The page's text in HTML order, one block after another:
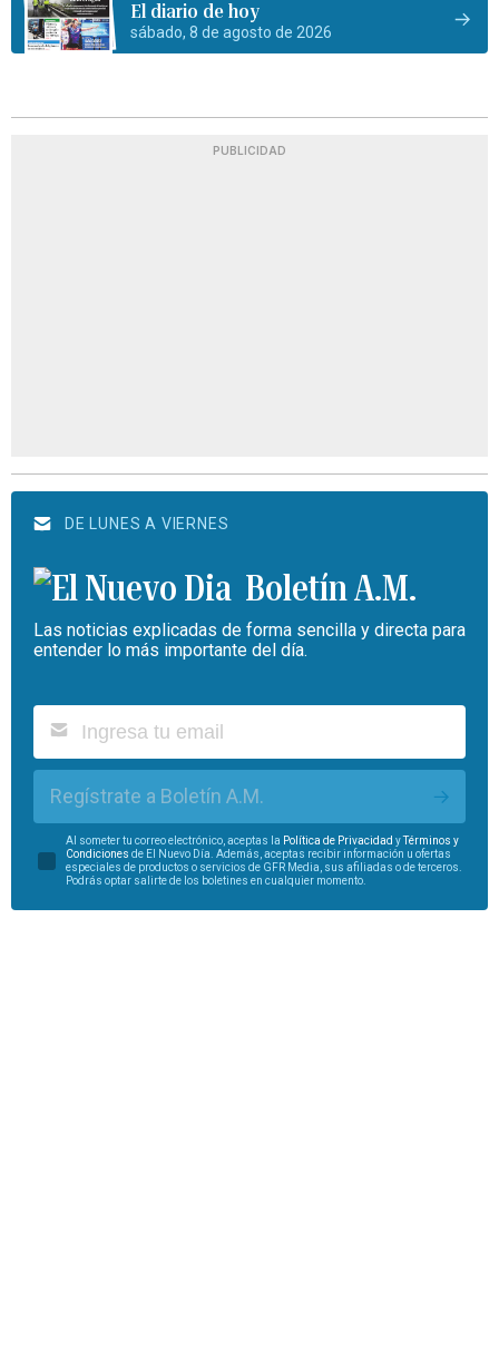
El diario de hoy
sábado, 8 de agosto de 2026
PUBLICIDAD
DE LUNES A VIERNES
Boletín A.M.
Las noticias explicadas de forma sencilla y directa para
entender lo más importante del día.
Regístrate a Boletín A.M.
Al someter tu correo electrónico, aceptas la Política de Privacidad yTérminos y
Condiciones de El Nuevo Día. Además, aceptas recibir información u ofertas
especiales de productos o servicios de GFR Media, sus afiliadas o de terceros.
Podrás optar salirte de los boletines en cualquier momento.